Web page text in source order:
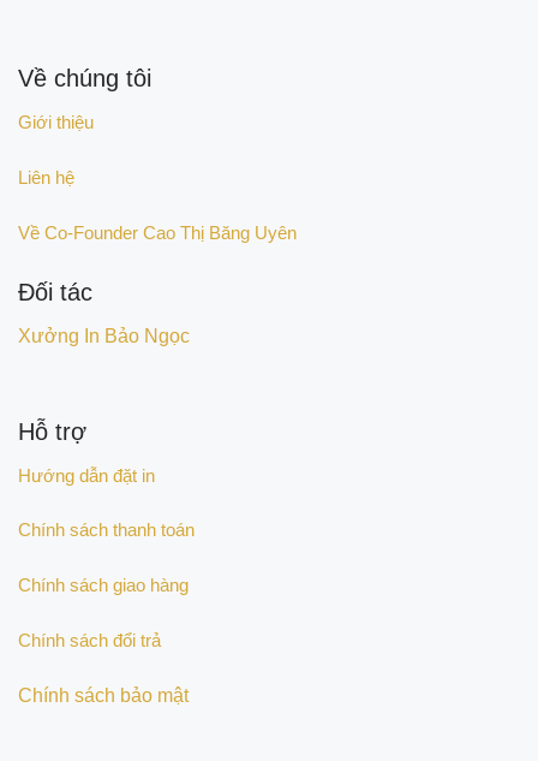
Về chúng tôi
Giới thiệu
Liên hệ
Về Co-Founder Cao Thị Băng Uyên
Đối tác
Xưởng In Bảo Ngọc
Hỗ trợ
Hướng dẫn đặt in
Chính sách thanh toán
Chính sách giao hàng
Chính sách đổi trả
Chính sách bảo mật